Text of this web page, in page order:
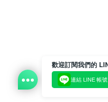
連結 LINE 帳號